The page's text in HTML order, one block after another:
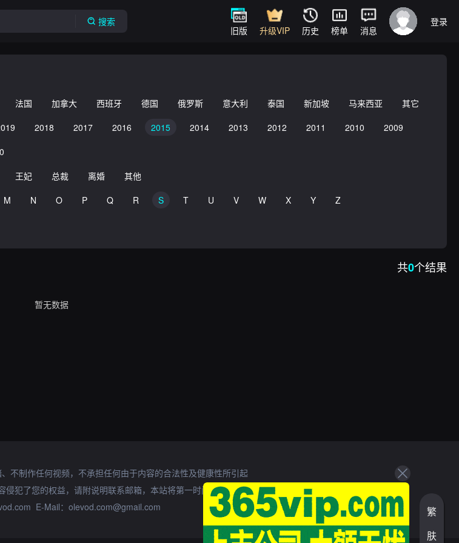
搜索
旧版 升级VIP 历史 榜单 消息
登录
法国 加拿大 西班牙 德国 俄罗斯 意大利 泰国 新加坡 马来西亚
其它
2018 2017 2016 2015 2014 2013 2012 2011 2010
2009
王妃 总裁 离婚
其他
M N O P Q R S T U V W X Y
Z
共0个结果
暂无数据
不制作任何视频，不承担任何由于内容的合法性及健康性所引起
侵犯了您的权益，请附说明联系邮箱，本站将第一时间处理。
E-Mail：olevod.com@gmail.com
繁
肤